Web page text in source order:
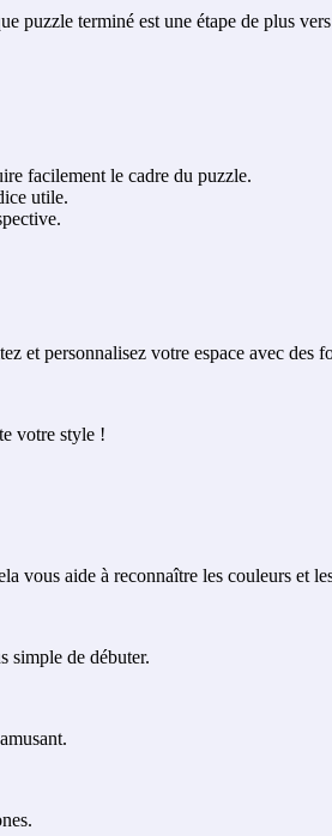
puzzle terminé est une étape de plus
facilement le cadre du puzzle.
utile.
personnalisez votre espace avec des
votre style !
vous aide à reconnaître les couleurs et
simple de débuter.